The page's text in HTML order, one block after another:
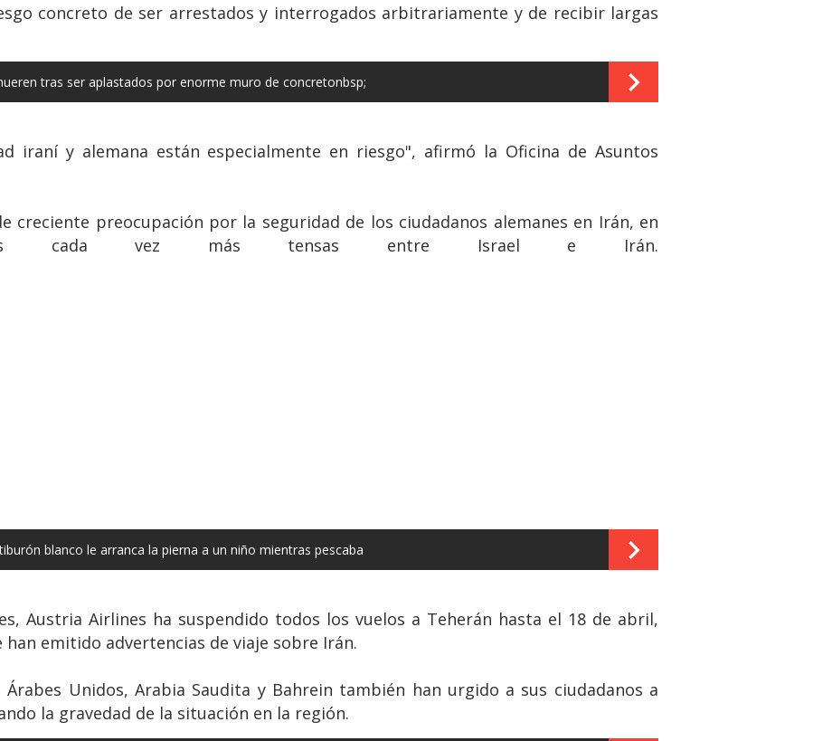
concreto de ser arrestados y interrogados arbitrariamente y de recibir largas
tras ser aplastados por enorme muro de concretonbsp;
iraní y alemana están especialmente en riesgo", afirmó la Oficina de Asuntos
creciente preocupación por la seguridad de los ciudadanos alemanes en Irán, en
cada vez más tensas entre Israel e Irán.
blanco le arranca la pierna a un niño mientras pescaba
Austria Airlines ha suspendido todos los vuelos a Teherán hasta el 18 de abril,
emitido advertencias de viaje sobre Irán.
Unidos, Arabia Saudita y Bahrein también han urgido a sus ciudadanos a
la gravedad de la situación en la región.